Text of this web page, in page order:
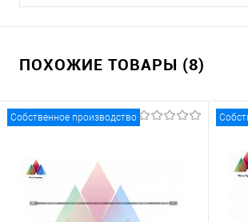
ПОХОЖИЕ ТОВАРЫ (8)
Собственное производство